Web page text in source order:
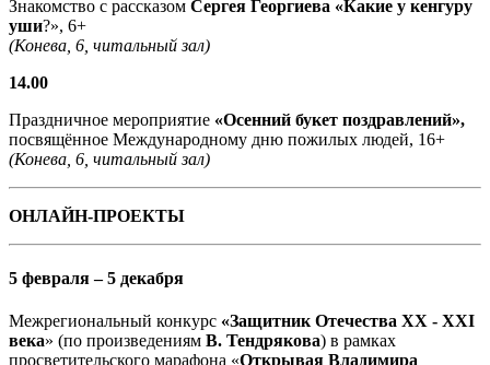
Знакомство с рассказом Сергея Георгиева «Какие у кенгуру
уши?», 6+
(Конева, 6, читальный зал)
14.00
Праздничное мероприятие «Осенний букет поздравлений»,
посвящённое Международному дню пожилых людей, 16+
(Конева, 6, читальный зал)
ОНЛАЙН-ПРОЕКТЫ
5 февраля – 5 декабря
Межрегиональный конкурс «Защитник Отечества XX - XXI
века» (по произведениям В. Тендрякова) в рамках
просветительского марафона «Открывая Владимира